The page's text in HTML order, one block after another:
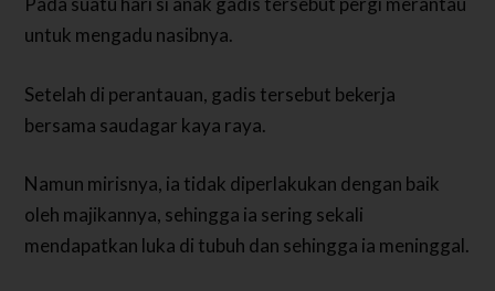
untuk mengadu nasibnya.
Setelah di perantauan, gadis tersebut bekerja
bersama saudagar kaya raya.
Namun mirisnya, ia tidak diperlakukan dengan baik
oleh majikannya, sehingga ia sering sekali
mendapatkan luka di tubuh dan sehingga ia meninggal.